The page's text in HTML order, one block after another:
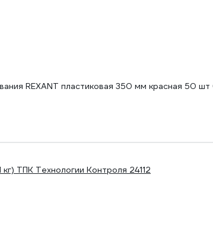
REXANT пластиковая 350 мм красная 50 шт